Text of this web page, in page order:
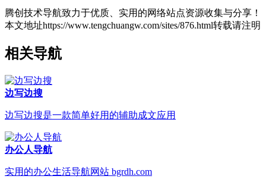
腾创技术导航致力于优质、实用的网络站点资源收集与分享！
本文地址https://www.tengchuangw.com/sites/876.html转载请注明
相关导航
边写边搜
边写边搜是一款简单好用的辅助成文应用
办公人导航
实用的办公生活导航网站 bgrdh.com